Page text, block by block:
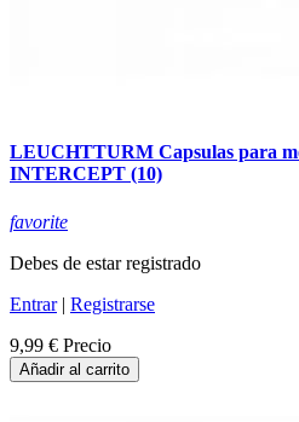
LEUCHTTURM Capsulas para
INTERCEPT (10)
favorite
Debes de estar registrado
Entrar| Registrarse
9,99 € Precio
Añadir al carrito